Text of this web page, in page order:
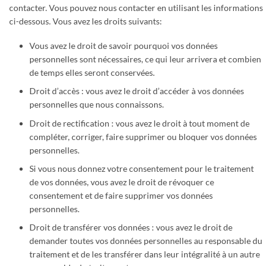
contacter. Vous pouvez nous contacter en utilisant les informations
ci-dessous. Vous avez les droits suivants:
Vous avez le droit de savoir pourquoi vos données
personnelles sont nécessaires, ce qui leur arrivera et combien
de temps elles seront conservées.
Droit d’accès : vous avez le droit d’accéder à vos données
personnelles que nous connaissons.
Droit de rectification : vous avez le droit à tout moment de
compléter, corriger, faire supprimer ou bloquer vos données
personnelles.
Si vous nous donnez votre consentement pour le traitement
de vos données, vous avez le droit de révoquer ce
consentement et de faire supprimer vos données
personnelles.
Droit de transférer vos données : vous avez le droit de
demander toutes vos données personnelles au responsable du
traitement et de les transférer dans leur intégralité à un autre